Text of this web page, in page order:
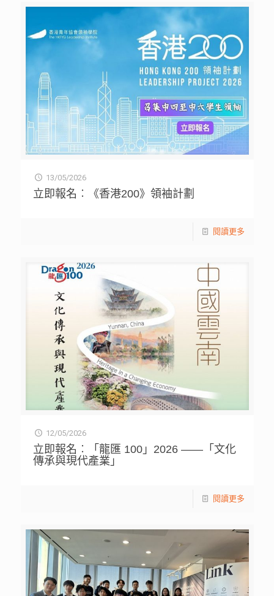
13/05/2026
立即報名︰《香港200》領袖計劃
閱讀更多
12/05/2026
立即報名︰「龍匯 100」2026 ——「文化
傳承與現代產業」
閱讀更多